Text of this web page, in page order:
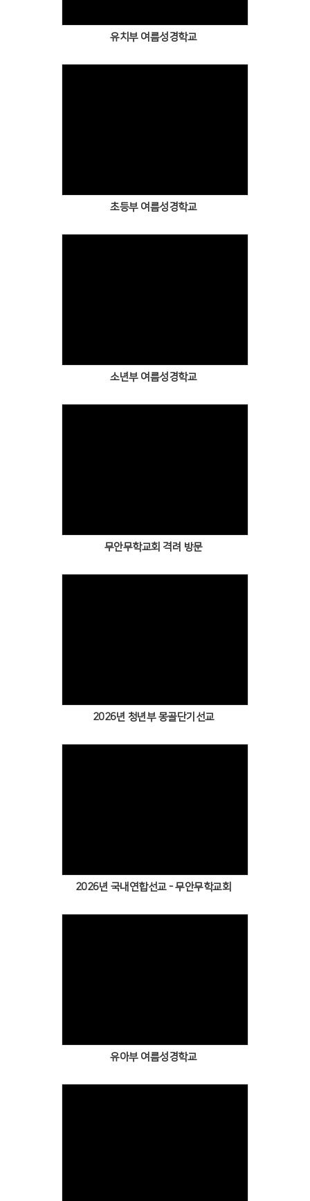
유치부 여름성경학교
초등부 여름성경학교
소년부 여름성경학교
무안무학교회 격려 방문
2026년 청년부 몽골단기선교
2026년 국내연합선교 - 무안무학교회
유아부 여름성경학교